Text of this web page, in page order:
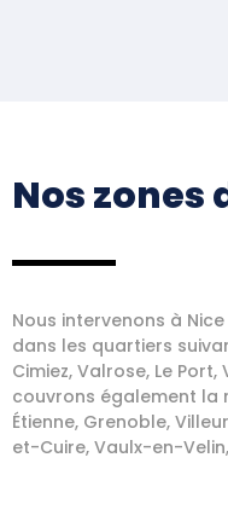
Nos zones
Nous intervenons à
dans les quartiers
Cimiez, Valrose, Le
couvrons également la
Étienne, Grenoble,
et-Cuire, Vaulx-en-